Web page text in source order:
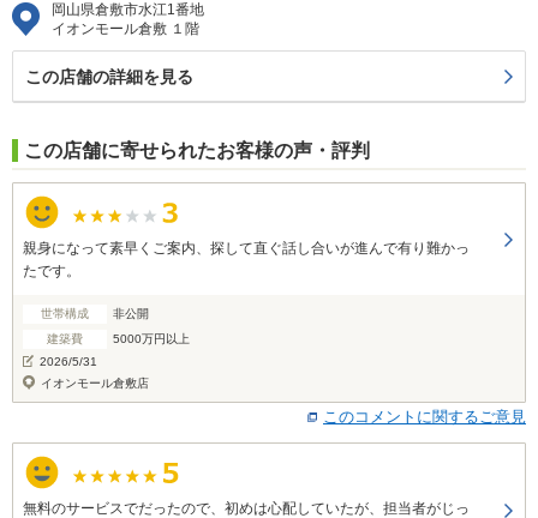
岡山県倉敷市水江1番地
イオンモール倉敷 １階
この店舗の詳細を見る
この店舗に寄せられたお客様の声・評判
親身になって素早くご案内、探して直ぐ話し合いが進んで有り難かっ
たです。
世帯構成
非公開
建築費
5000万円以上
2026/5/31
イオンモール倉敷店
このコメントに関するご意見
無料のサービスでだったので、初めは心配していたが、担当者がじっ